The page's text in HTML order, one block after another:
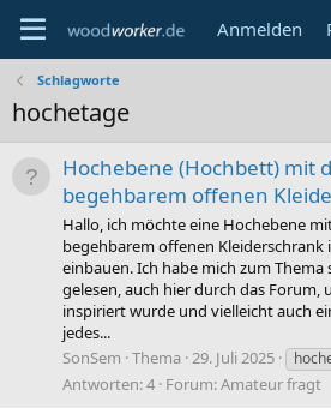
Anmelden
Schlagworte
hochetage
Hochebene (Hochbett) mit
begehbarem offenen
Hallo, ich möchte eine Hochebene
begehbarem offenen Kleiderschrank
einbauen. Ich habe mich zum
gelesen, auch hier durch das Forum,
inspiriert wurde und vielleicht auch
jedes...
SonSem Thema 29. Juli 2025
Antworten: 4 Forum:Amateur fragt